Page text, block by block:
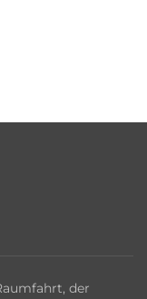
der